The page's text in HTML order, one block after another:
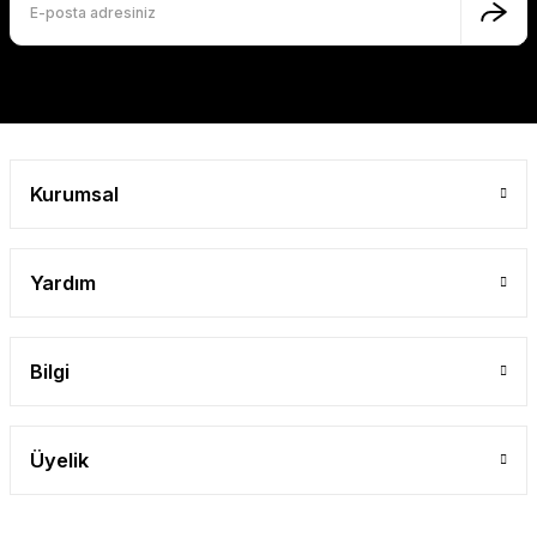
Bu ürüne benzer farklı alternatifler olmalı.
Kurumsal
Yardım
Bilgi
Üyelik